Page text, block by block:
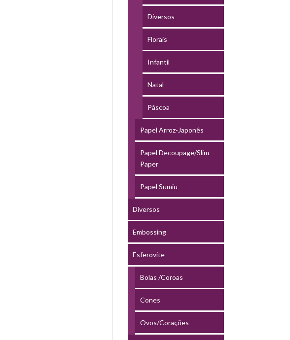
Diversos
Florais
Infantil
Natal
Páscoa
Papel Arroz-Japonês
Papel Decoupage/Slim
Paper
Papel Sumiu
Diversos
Embossing
Esferovite
Bolas /Coroas
Cones
Ovos/Corações